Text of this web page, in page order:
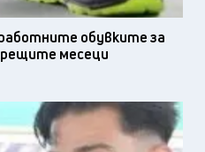
обувките за
месеци